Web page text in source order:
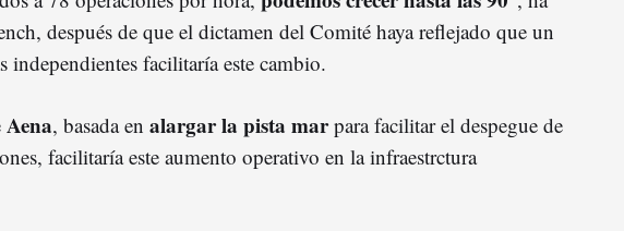
después de que el dictamen del Comité haya reflejado que un
independientes facilitaría este cambio.
Aena, basada en alargar la pista marpara facilitar el despegue de
facilitaría este aumento operativo en la infraestrctura